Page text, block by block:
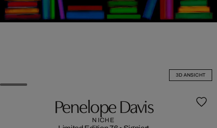
3D ANSICHT
Penelope Davis
NICHE